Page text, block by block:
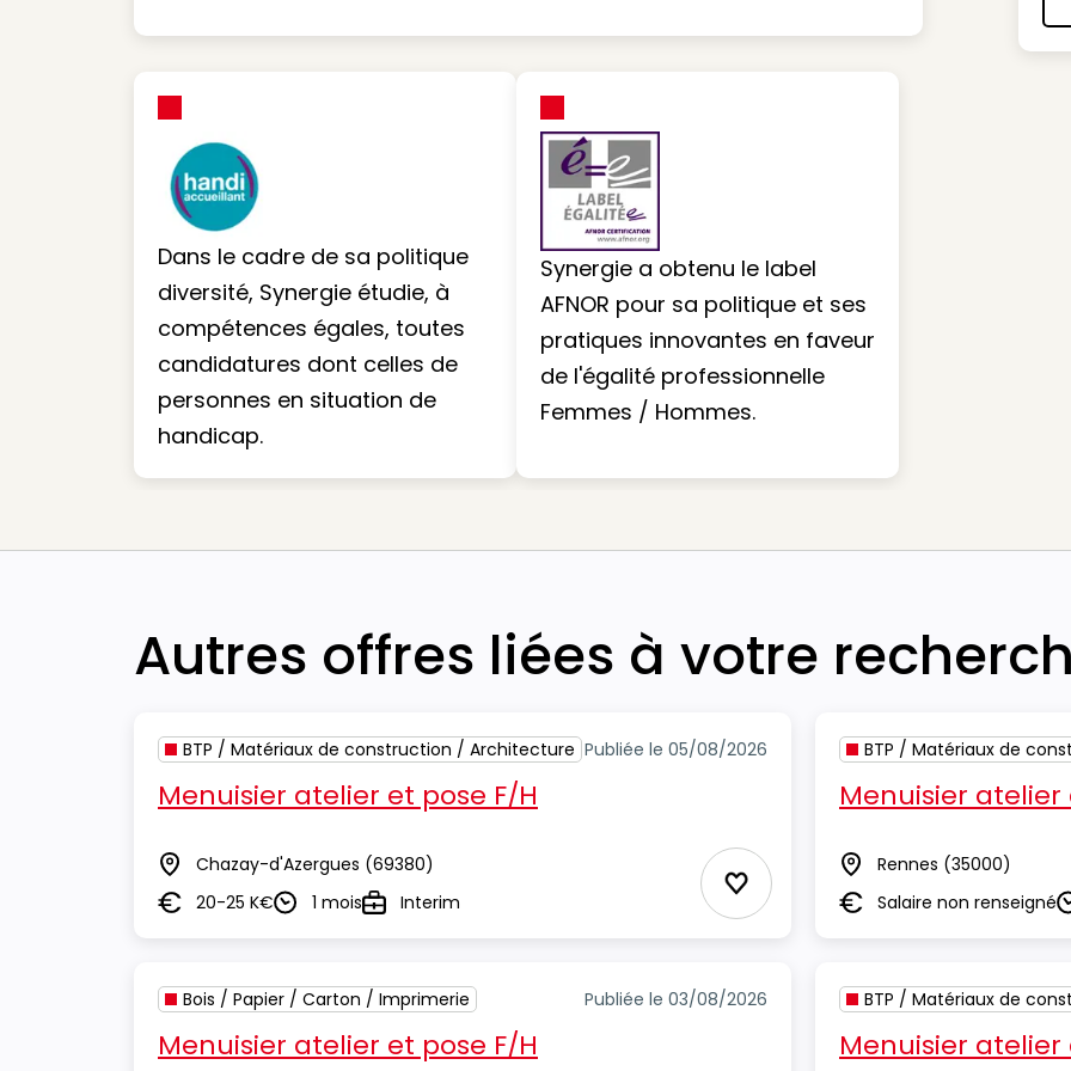
Dans le cadre de sa politique
diversité, Synergie étudie, à
compétences égales, toutes
candidatures dont celles de
personnes en situation de
handicap.
Synergie a obtenu le label
AFNOR pour sa politique et ses
pratiques innovantes en faveur
de l'égalité professionnelle
Femmes / Hommes.
Autres offres liées à votre
BTP / Matériaux de construction / Architecture Publiée le 05/08/2026
Menuisier atelier et pose F/H
Lieu Chazay-d'Azergues (69380)
Salaire20-25 K€Durée1 moisTypeInterim Ajouter aux Favoris
BTP / Matériaux de
Menuisier atelier
Lieu Rennes (35000)
SalaireSalaire non renseigné
Bois / Papier / Carton / Imprimerie Publiée le 03/08/2026
Menuisier atelier et pose F/H
BTP / Matériaux de
Menuisier atelier